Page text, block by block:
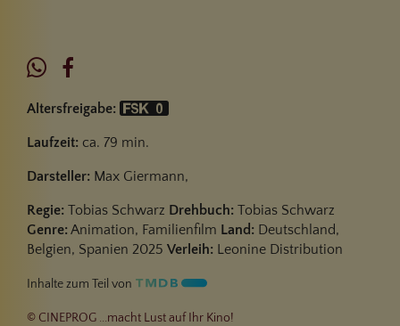
Altersfreigabe:
Laufzeit: ca. 79 min.
Darsteller: Max Giermann,
Regie: Tobias Schwarz Drehbuch: Tobias Schwarz
Genre: Animation, Familienfilm Land: Deutschland,
Belgien, Spanien 2025 Verleih: Leonine Distribution
Inhalte zum Teil von
© CINEPROG ...macht Lust auf Ihr Kino!